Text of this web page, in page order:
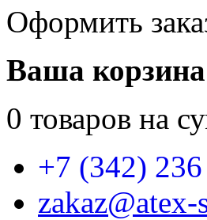
Оформить
Ваша
0 товаров на
+7 (342)
zakaz@atex-